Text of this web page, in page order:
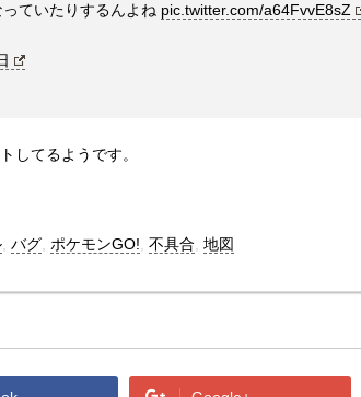
ていたりするんよね pic.twitter.com/a64FvvE8sZ
してるようです。
バグ ポケモンGO! 不具合 地図